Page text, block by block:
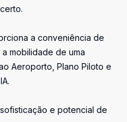
a conveniência de
mobilidade de uma
Aeroporto, Plano Piloto e
e potencial de